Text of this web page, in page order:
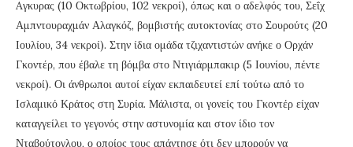
Aγκυρας (10 Οκτωβρίου, 102 νεκροί), όπως και ο αδελφός του, Σεΐχ
Αμπντουραχμάν Αλαγκόζ, βομβιστής αυτοκτονίας στο Σουρούτς (20
Ιουλίου, 34 νεκροί). Στην ίδια ομάδα τζιχαντιστών ανήκε ο Ορχάν
Γκοντέρ, που έβαλε τη βόμβα στο Ντιγιάρμπακιρ (5 Ιουνίου, πέντε
νεκροί). Οι άνθρωποι αυτοί είχαν εκπαιδευτεί επί τούτω από το
Ισλαμικό Κράτος στη Συρία. Μάλιστα, οι γονείς του Γκοντέρ είχαν
καταγγείλει το γεγονός στην αστυνομία και στον ίδιο τον
Νταβούτογλου, ο οποίος τους απάντησε ότι δεν μπορούν να